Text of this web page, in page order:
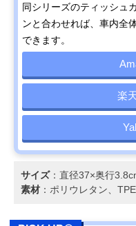
同シリーズのティッシュ
ンと合わせれば、車内全
できます。
楽
サイズ：直径37×奥行
素材 ：ポリウレタン、TPE